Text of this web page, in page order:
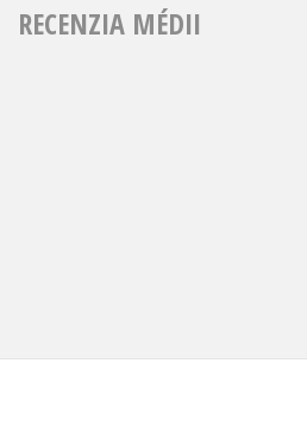
RECENZIA MÉDII